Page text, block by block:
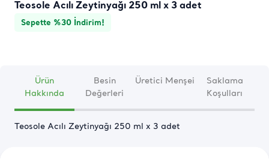
Teosole Acılı Zeytinyağı 250 ml x 3 adet
Sepette %30 İndirim!
Ürün
Hakkında
Besin
Değerleri
Üretici Menşei
Saklama
Koşulları
Teosole Acılı Zeytinyağı 250 ml x 3 adet